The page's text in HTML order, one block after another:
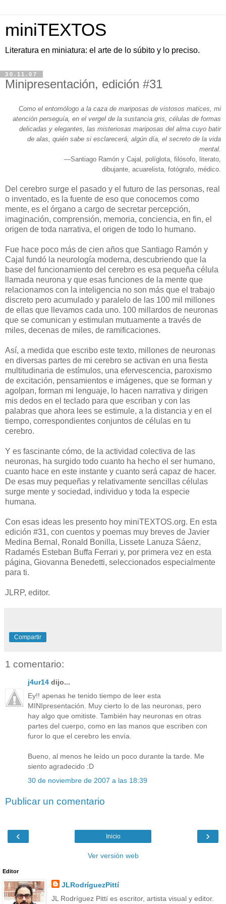
miniTEXTOS
Literatura en miniatura: el arte de lo súbito y lo preciso.
30.11.07
Minipresentación, edición #31
Como el entomólogo a la caza de mariposas de vistosos matices, mi
atención perseguía, en el vergel de la sustancia gris, células de formas
delicadas y elegantes, las misteriosas mariposas del alma cuyo batir
de alas, quién sabe si esclarecerá, algún día, el secreto de la vida
mental.
—Santiago Ramón y Cajal, políglota, filósofo, literato,
dibujante, acuarelista, fotógrafo, médico.
Del cerebro surge el pasado y el futuro de las personas, real
o inventado, es la fuente de eso que conocemos como
mente, es el órgano a cargo de secretar percepción,
imaginación, comprensión, memoria, conciencia, en fin, el
origen de toda narrativa, el origen de todo lo humano.
Fue hace poco más de cien años que Santiago Ramón y
Cajal fundó la neurología moderna, descubriendo que la
base del funcionamiento del cerebro es esa pequeña célula
llamada neurona y que esas funciones de la mente que
relacionamos con la inteligencia no son más que el trabajo
discreto pero acumulado y paralelo de las 100 mil millones
de ellas que llevamos cada uno. 100 millardos de neuronas
que se comunican y estimulan mutuamente a través de
miles, decenas de miles, de ramificaciones.
Así, a medida que escribo este texto, millones de neuronas
en diversas partes de mi cerebro se activan en una fiesta
multitudinaria de estímulos, una efervescencia, paroxismo
de excitación, pensamientos e imágenes, que se forman y
agolpan, forman mi lenguaje, lo hacen narrativa y dirigen
mis dedos en el teclado para que escriban y con las
palabras que ahora lees se estimule, a la distancia y en el
tiempo, correspondientes conjuntos de células en tu
cerebro.
Y es fascinante cómo, de la actividad colectiva de las
neuronas, ha surgido todo cuanto ha hecho el ser humano,
cuanto hace en este instante y cuanto será capaz de hacer.
De esas muy pequeñas y relativamente sencillas células
surge mente y sociedad, individuo y toda la especie
humana.
Con esas ideas les presento hoy miniTEXTOS.org. En esta
edición #31, con cuentos y poemas muy breves de Javier
Medina Bernal, Ronald Bonilla, Lissete Lanuza Sáenz,
Radamés Esteban Buffa Ferrari y, por primera vez en esta
página, Giovanna Benedetti, seleccionados especialmente
para ti.
JLRP, editor.
Compartir
1 comentario:
j4ur14 dijo...
Ey!! apenas he tenido tiempo de leer esta
MINIpresentación. Muy cierto lo de las neuronas, pero
hay algo que omitiste. También hay neuronas en otras
partes del cuerpo, como en las manos que escriben con
furor lo que el cerebro les envía.
Bueno, al menos he leído un poco durante la tarde. Me
siento agradecido :D
30 de noviembre de 2007 a las 18:39
Publicar un comentario
‹ ›
Inicio
Ver versión web
Editor
JLRodríguezPittí
JL Rodríguez Pittí es escritor, artista visual y editor.